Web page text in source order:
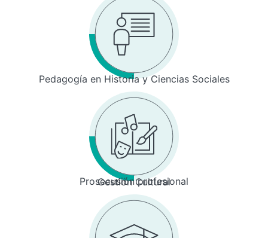
Pedagogía en Historia y Ciencias Sociales
Prosecusión profesional
Gestión Cultural